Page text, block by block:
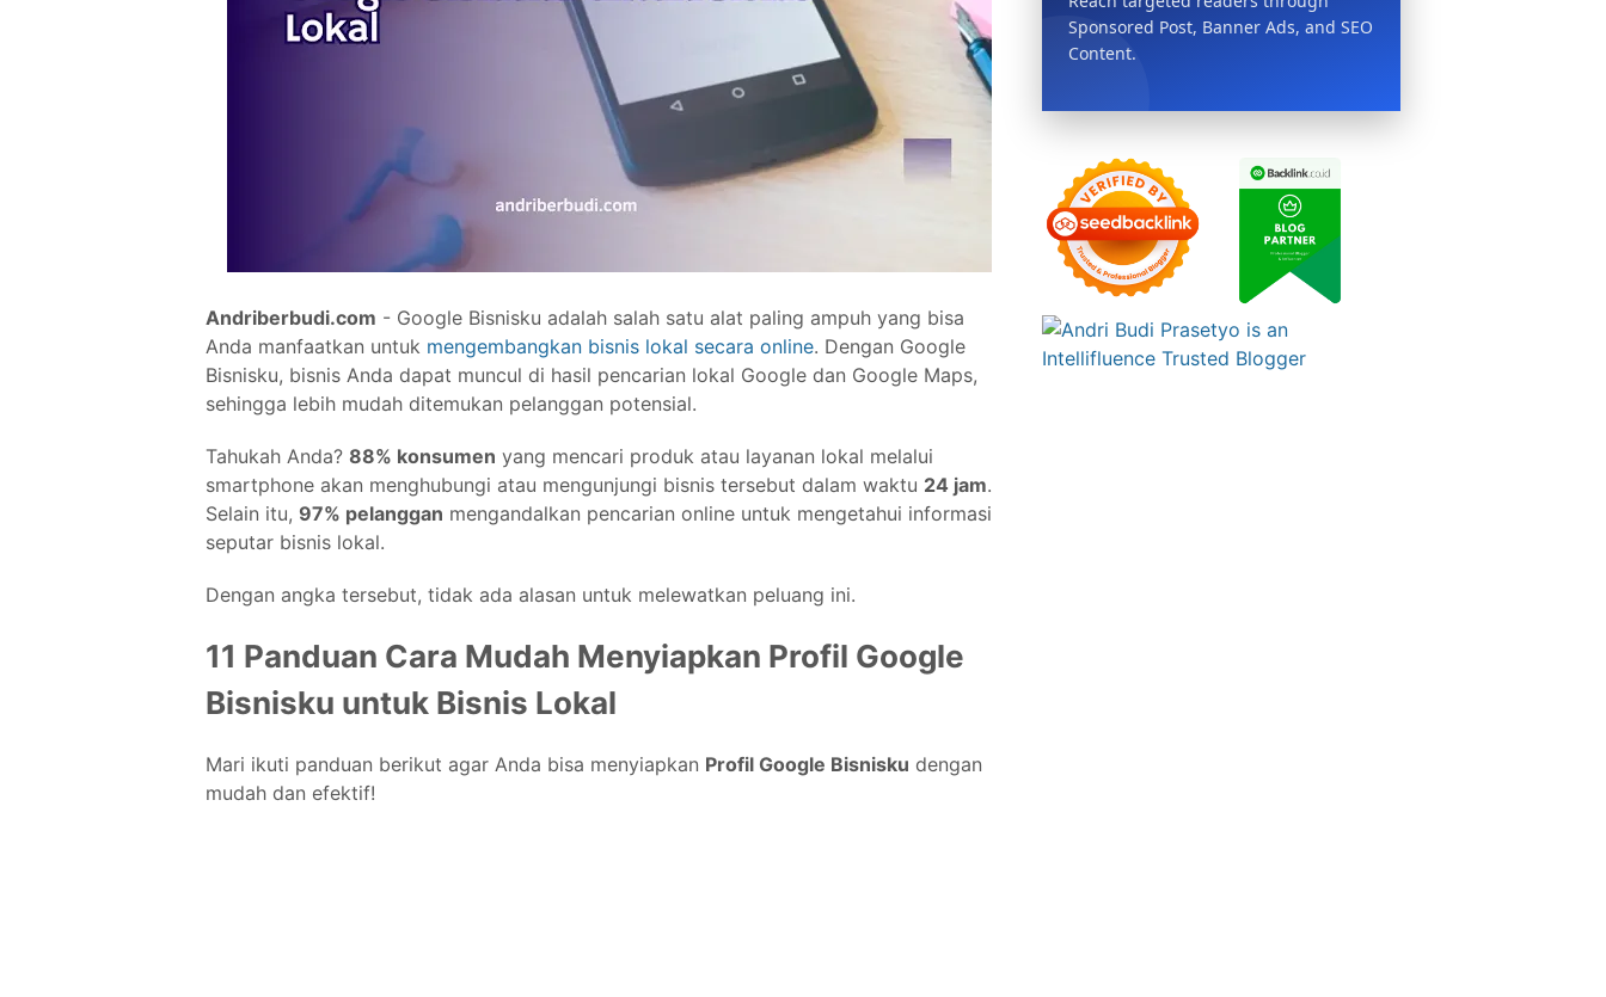
Andriberbudi.com - Google Bisnisku adalah salah satu alat paling ampuh yang bisa
Anda manfaatkan untuk mengembangkan bisnis lokal secara online. Dengan Google
Bisnisku, bisnis Anda dapat muncul di hasil pencarian lokal Google dan Google Maps,
sehingga lebih mudah ditemukan pelanggan potensial.
Tahukah Anda? 88% konsumen yang mencari produk atau layanan lokal melalui
smartphone akan menghubungi atau mengunjungi bisnis tersebut dalam waktu 24 jam.
Selain itu, 97% pelanggan mengandalkan pencarian online untuk mengetahui informasi
seputar bisnis lokal.
Dengan angka tersebut, tidak ada alasan untuk melewatkan peluang ini.
11 Panduan Cara Mudah Menyiapkan Profil Google
Bisnisku untuk Bisnis Lokal
Mari ikuti panduan berikut agar Anda bisa menyiapkan Profil Google Bisnisku dengan
mudah dan efektif!
Sponsored Post, Banner Ads, and SEO
Content.